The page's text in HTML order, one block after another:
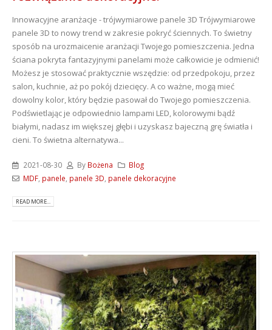
Innowacyjne aranżacje - trójwymiarowe panele 3D Trójwymiarowe
panele 3D to nowy trend w zakresie pokryć ściennych. To świetny
sposób na urozmaicenie aranżacji Twojego pomieszczenia. Jedna
ściana pokryta fantazyjnymi panelami może całkowicie je odmienić!
Możesz je stosować praktycznie wszędzie: od przedpokoju, przez
salon, kuchnie, aż po pokój dziecięcy. A co ważne, mogą mieć
dowolny kolor, który będzie pasował do Twojego pomieszczenia.
Podświetlając je odpowiednio lampami LED, kolorowymi bądź
białymi, nadasz im większej głębi i uzyskasz bajeczną grę światła i
cieni. To świetna alternatywa...
2021-08-30 By Bożena
Blog
MDF, panele panele 3D panele dekoracyjne
READ MORE...